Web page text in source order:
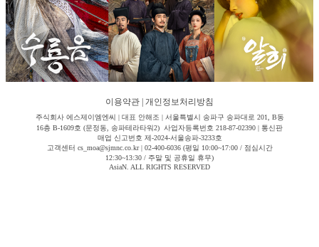
이용약관 개인정보처리방침
주식회사 에스제이엠엔씨 | 대표 안해조 | 서울특별시 송파구 송파대로 201, B동
16층 B-1609호 (문정동, 송파테라타워2) 사업자등록번호 218-87-02390 | 통신판
매업 신고번호 제-2024-서울송파-3233호
고객센터 cs_moa@sjmnc.co.kr | 02-400-6036 (평일 10:00~17:00 / 점심시간
12:30~13:30 / 주말 및 공휴일 휴무)
AsiaN. ALL RIGHTS RESERVED